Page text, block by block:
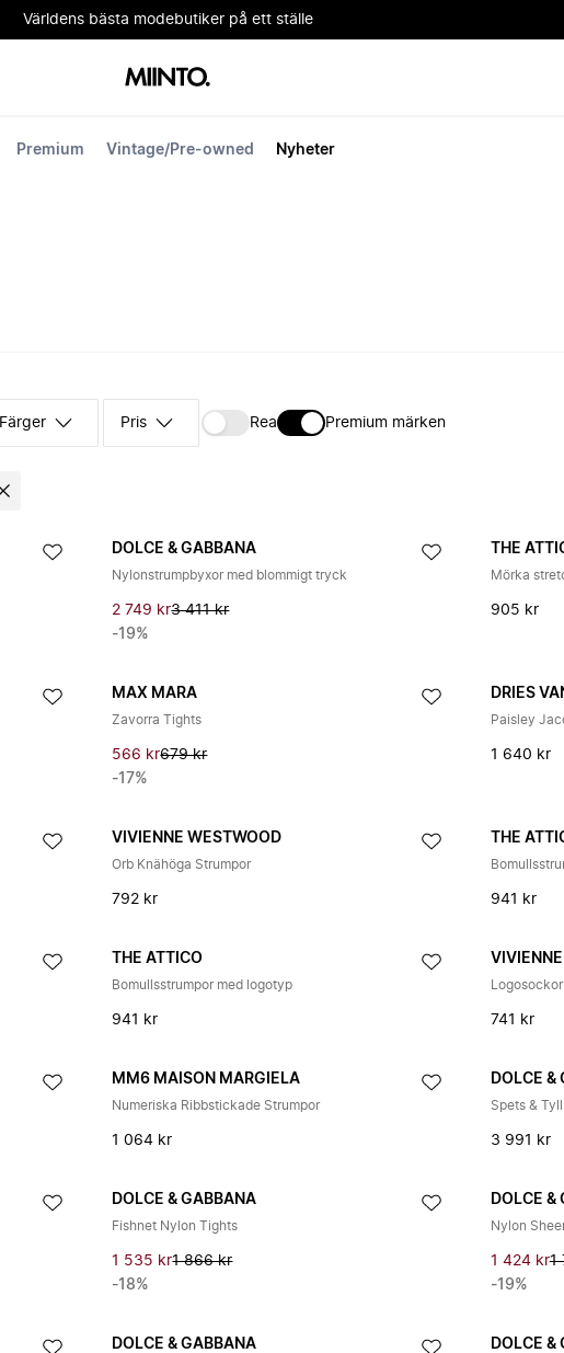
Världens bästa modebutiker på ett ställe
Premium Vintage/Pre-owned Nyheter
Färger Pris Rea Premium märken
DOLCE & GABBANA
Nylonstrumpbyxor med blommigt tryck
2 749 kr3 411 kr
-19%
THE
Mörka
905 kr
MAX MARA
Zavorra Tights
566 kr679 kr
-17%
DRIES
Paisley
1 640 kr
VIVIENNE WESTWOOD
Orb Knähöga Strumpor
792 kr
THE
941 kr
THE ATTICO
Bomullsstrumpor med logotyp
941 kr
Logosockor
741 kr
MM6 MAISON MARGIELA
Numeriska Ribbstickade Strumpor
1 064 kr
DOLCE &
Spets &
3 991 kr
DOLCE & GABBANA
Fishnet Nylon Tights
1 535 kr1 866 kr
-18%
DOLCE &
Nylon
1 424 kr1
-19%
DOLCE & GABBANA DOLCE &